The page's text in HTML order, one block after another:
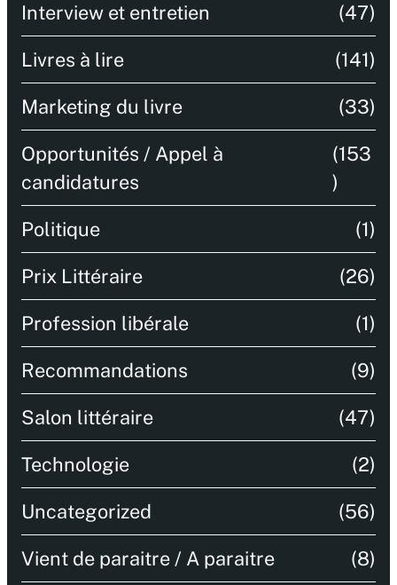
Interview et entretien (47)
Livres à lire (141)
Marketing du livre (33)
Opportunités / Appel à
candidatures
(153
)
Politique (1)
Prix Littéraire (26)
Profession libérale (1)
Recommandations (9)
Salon littéraire (47)
Technologie (2)
Uncategorized (56)
Vient de paraitre / A paraitre (8)